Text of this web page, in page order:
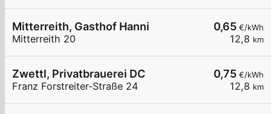
0,65 €/kWh
12,8 km
Mitterreith, Gasthof Hanni
Mitterreith 20
0,75 €/kWh
12,8 km
Zwettl, Privatbrauerei DC
Franz Forstreiter-Straße 24